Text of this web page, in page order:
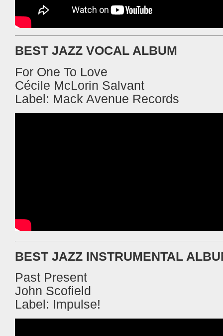
BEST JAZZ VOCAL ALBUM
For One To Love
Cécile McLorin Salvant
Label: Mack Avenue Records
BEST JAZZ INSTRUMENTAL
Past Present
John Scofield
Label: Impulse!